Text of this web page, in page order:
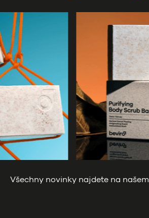
Všechny novinky najdete na našem